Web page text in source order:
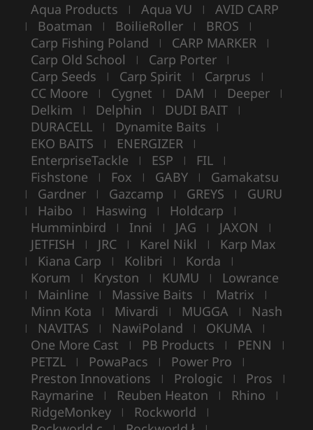
Aqua Products | Aqua VU | AVID CARP
| Boatman | BoilieRoller | BROS |
Carp Fishing Poland | CARP MARKER |
Carp Old School | Carp Porter |
Carp Seeds | Carp Spirit | Carprus |
CC Moore | Cygnet | DAM | Deeper |
Delkim | Delphin | DUDI BAIT |
DURACELL | Dynamite Baits |
EKO BAITS | ENERGIZER |
EnterpriseTackle | ESP | FIL |
Fishstone | Fox | GABY | Gamakatsu
| Gardner | Gazcamp | GREYS | GURU
| Haibo | Haswing | Holdcarp |
Humminbird | Inni | JAG | JAXON |
JETFISH | JRC | Karel Nikl | Karp Max
| Kiana Carp | Kolibri | Korda |
Korum | Kryston | KUMU | Lowrance
| Mainline | Massive Baits | Matrix |
Minn Kota | Mivardi | MUGGA | Nash
| NAVITAS | NawiPoland | OKUMA |
One More Cast | PB Products | PENN |
PETZL | PowaPacs | Power Pro |
Preston Innovations | Prologic | Pros |
Raymarine | Reuben Heaton | Rhino |
RidgeMonkey | Rockworld |